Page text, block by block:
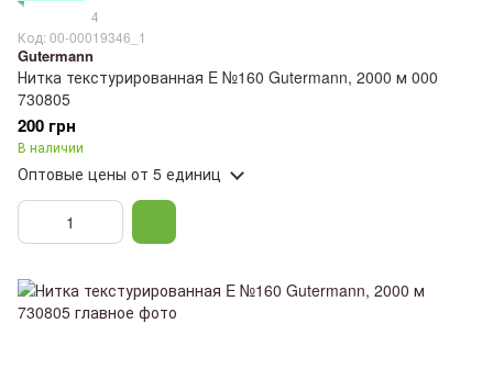
4
Код: 00-00019346_1
Gutermann
Нитка текстурированная E №160 Gutermann, 2000 м 000
730805
200 грн
В наличии
Оптовые цены от 5 единиц